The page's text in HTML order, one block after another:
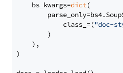
    bs_kwargs=
dict(
            class_=(
"doc-
        )
    ),
)